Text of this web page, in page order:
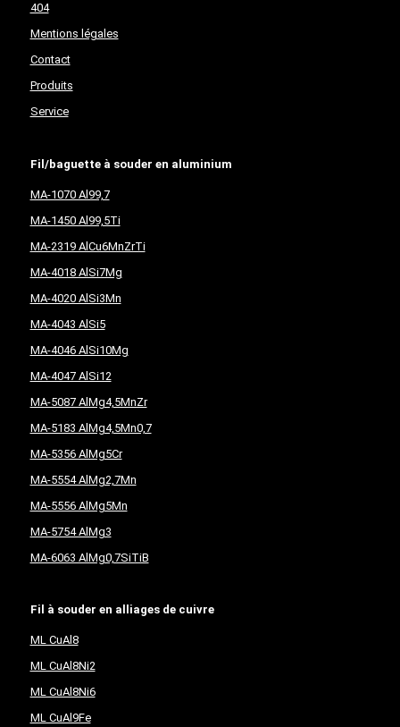
404
Mentions légales
Contact
Produits
Service
Fil/baguette à souder en aluminium
MA-1070 Al99,7
MA-1450 Al99,5Ti
MA-2319 AlCu6MnZrTi
MA-4018 AlSi7Mg
MA-4020 AlSi3Mn
MA-4043 AlSi5
MA-4046 AlSi10Mg
MA-4047 AlSi12
MA-5087 AlMg4,5MnZr
MA-5183 AlMg4,5Mn0,7
MA-5356 AlMg5Cr
MA-5554 AlMg2,7Mn
MA-5556 AlMg5Mn
MA-5754 AlMg3
MA-6063 AlMg0,7SiTiB
Fil à souder en alliages de cuivre
ML CuAl8
ML CuAl8Ni2
ML CuAl8Ni6
ML CuAl9Fe